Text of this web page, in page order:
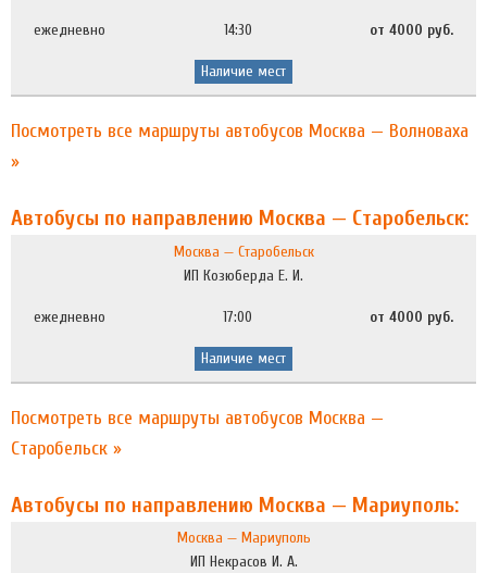
ежедневно 14:30 от 4000 руб.
Наличие мест
Посмотреть все маршруты автобусов Москва — Волноваха
»
Автобусы по направлению Москва — Старобельск:
Москва — Старобельск
ИП Козюберда Е. И.
ежедневно 17:00 от 4000 руб.
Наличие мест
Посмотреть все маршруты автобусов Москва —
Старобельск »
Автобусы по направлению Москва — Мариуполь:
Москва — Мариуполь
ИП Некрасов И. А.